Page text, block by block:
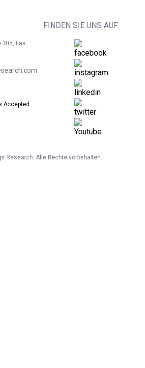
305, Las
FINDEN SIE UNS AUF:
Research. Alle Rechte vorbehalten.